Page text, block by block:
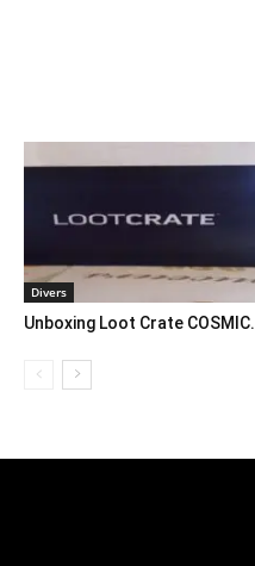
Divers
Unboxing Loot Crate COSMIC.